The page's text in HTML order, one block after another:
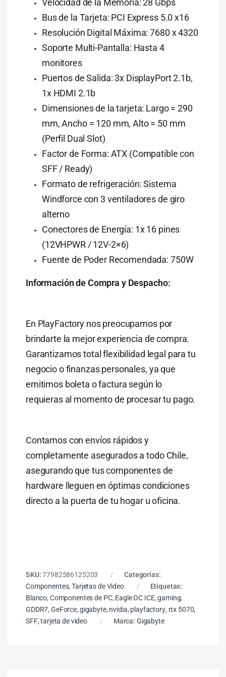
Bus de la Tarjeta: PCI Express 5.0 x16
Resolución Digital Máxima: 7680 x 4320
Soporte Multi-Pantalla: Hasta 4
monitores
Puertos de Salida: 3x DisplayPort 2.1b,
1x HDMI 2.1b
Dimensiones de la tarjeta: Largo = 290
mm, Ancho = 120 mm, Alto = 50 mm
(Perfil Dual Slot)
Factor de Forma: ATX (Compatible con
SFF / Ready)
Formato de refrigeración: Sistema
Windforce con 3 ventiladores de giro
alterno
Conectores de Energía: 1x 16 pines
(12VHPWR / 12V-2×6)
Fuente de Poder Recomendada: 750W
Información de Compra y Despacho:
En PlayFactory nos preocupamos por
brindarte la mejor experiencia de compra.
Garantizamos total flexibilidad legal para tu
negocio o finanzas personales, ya que
emitimos boleta o factura según lo
requieras al momento de procesar tu pago.
Contamos con envíos rápidos y
completamente asegurados a todo Chile,
asegurando que tus componentes de
hardware lleguen en óptimas condiciones
directo a la puerta de tu hogar u oficina.
SKU:77982586125203
Categorías:
Componentes,Tarjetas de Video
Etiquetas:
Blanco,Componentes de PC,Eagle OC ICE,gaming,
GDDR7,GeForce,gigabyte,nvidia,playfactory, rtx 5070,
SFF,tarjeta de video Marca: Gigabyte